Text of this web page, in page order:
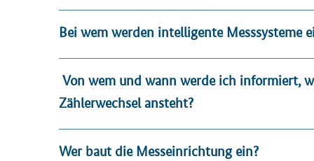
Bei wem werden intelligente Messsysteme
Von wem und wann werde ich informiert,
Zählerwechsel ansteht?
Wer baut die Messeinrichtung ein?